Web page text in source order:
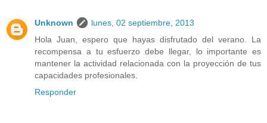
Unknown
lunes, 02 septiembre, 2013
Hola Juan, espero que hayas disfrutado del verano. La
recompensa a tu esfuerzo debe llegar, lo importante es
mantener la actividad relacionada con la proyección de tus
capacidades profesionales.
Responder